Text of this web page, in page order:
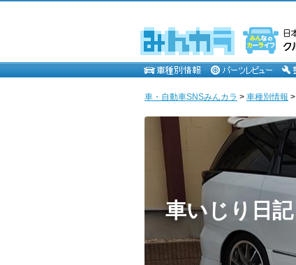
車・自動車SNSみんカラ > 車種別情報 >
車いじり日記